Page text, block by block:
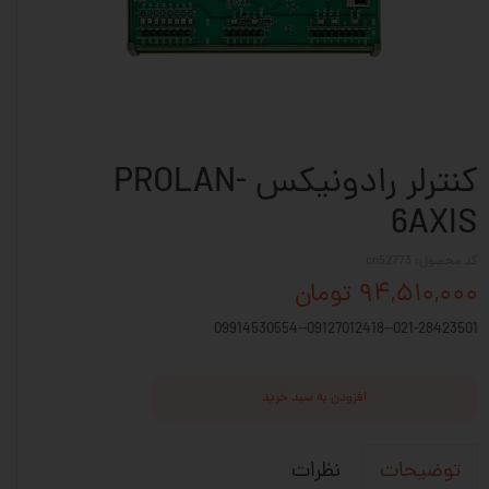
کنترلر رادونیکس PROLAN-
6AXIS
۹۴,۵۱۰,۰۰۰ تومان
021-28423501--09127012418--09914530554
افزودن به سبد خرید
توضیحات نظرات